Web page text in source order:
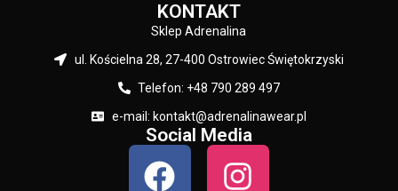
KONTAKT
Sklep Adrenalina
ul. Kościelna 28, 27-400 Ostrowiec Świętokrzyski
Telefon: +48 790 289 497
e-mail: kontakt@adrenalinawear.pl
Social Media